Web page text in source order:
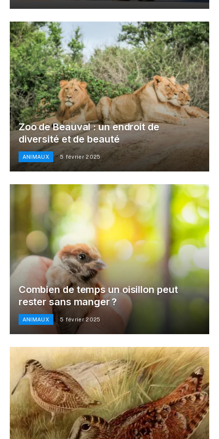
Zoo de Beauval : un endroit de
diversité et de beauté
ANIMAUX 5 février 2025
Combien de temps un oisillon peut
rester sans manger ?
ANIMAUX 5 février 2025